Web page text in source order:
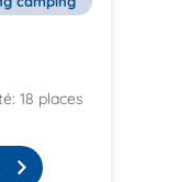
18 places